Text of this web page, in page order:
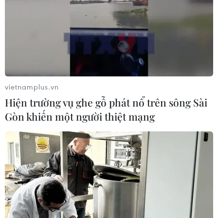
Dự án đường sắt nhẹ Phú Quốc sẽ
vận hành chạy thử nghiệm vào giữa
năm 2027
07/08/2026 08:28
Bộ Xây dựng yêu cầu đầu tư hệ
thống trạm sạc điện trên cao tốc
Bắc-Nam
07/08/2026 08:15
Xuất hiện các cung trượt sạt kèm
theo nhiều vết nứt, gãy tại Sơn La
vietnamplus.vn
Hiện trường vụ ghe gỗ phát nổ trên sông Sài
Gòn khiến một người thiệt mạng